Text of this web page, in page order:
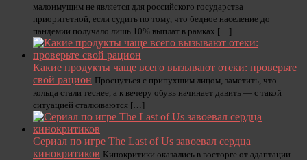
малоимущим не является для российского государства
приоритетной, если судить по тому, что бедное население до
пандемии получало лишь 10% выплат в рамках […]
Какие продукты чаще всего вызывают отеки: проверьте
свой рацион Проснуться с припухшим лицом, заметить, что
кольца стали теснее, а к вечеру обувь начинает давить — с такой
ситуацией сталкиваются […]
Сериал по игре The Last of Us завоевал сердца
кинокритиков Кинокритики оказались в восторге от адаптации